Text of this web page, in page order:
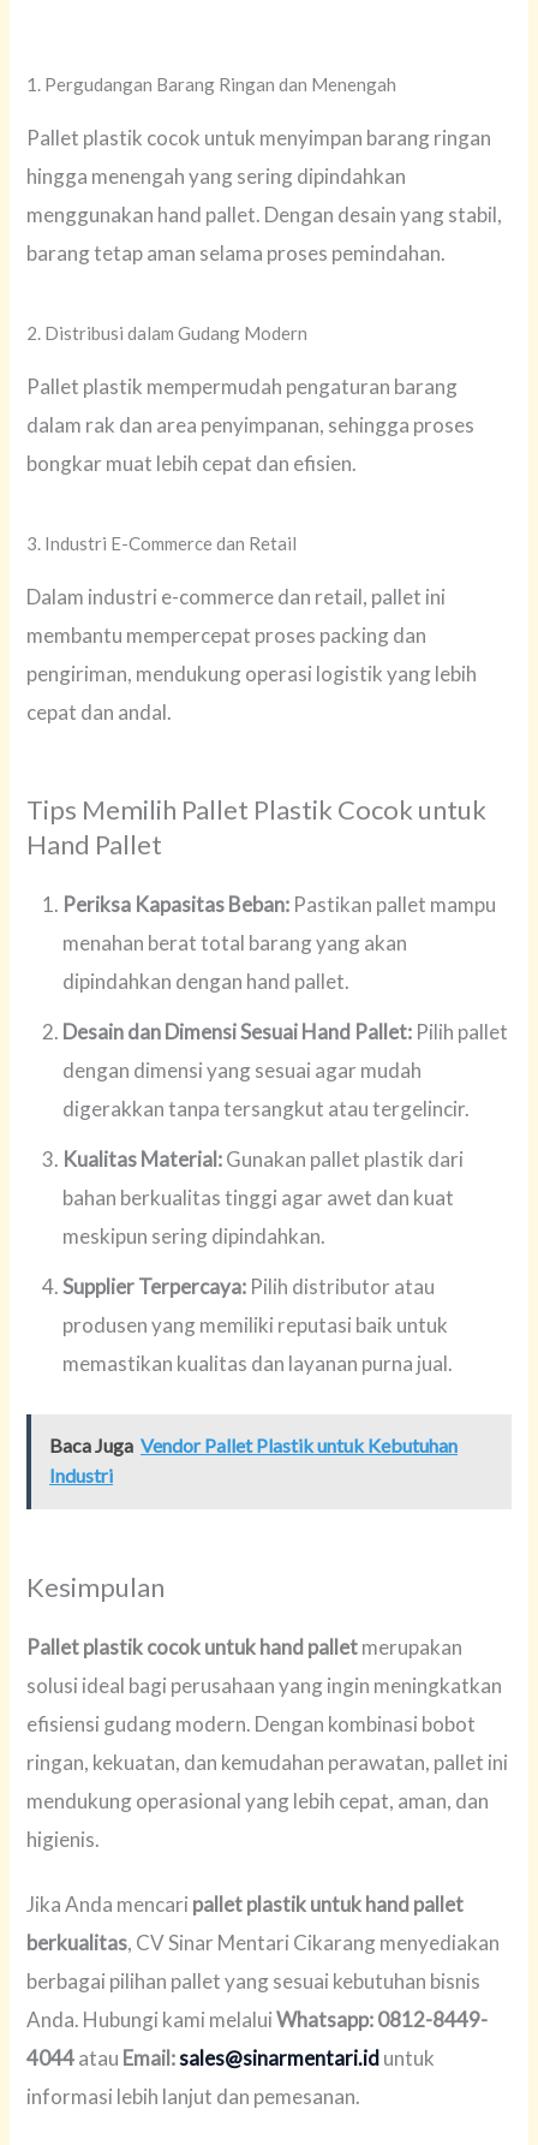
1. Pergudangan Barang Ringan dan Menengah
Pallet plastik cocok untuk menyimpan barang ringan
hingga menengah yang sering dipindahkan
menggunakan hand pallet. Dengan desain yang stabil,
barang tetap aman selama proses pemindahan.
2. Distribusi dalam Gudang Modern
Pallet plastik mempermudah pengaturan barang
dalam rak dan area penyimpanan, sehingga proses
bongkar muat lebih cepat dan efisien.
3. Industri E-Commerce dan Retail
Dalam industri e-commerce dan retail, pallet ini
membantu mempercepat proses packing dan
pengiriman, mendukung operasi logistik yang lebih
cepat dan andal.
Tips Memilih Pallet Plastik Cocok untuk
Hand Pallet
Periksa Kapasitas Beban: Pastikan pallet mampu
menahan berat total barang yang akan
dipindahkan dengan hand pallet.
Desain dan Dimensi Sesuai Hand Pallet: Pilih pallet
dengan dimensi yang sesuai agar mudah
digerakkan tanpa tersangkut atau tergelincir.
Kualitas Material:Gunakan pallet plastik dari
bahan berkualitas tinggi agar awet dan kuat
meskipun sering dipindahkan.
Supplier Terpercaya: Pilih distributor atau
produsen yang memiliki reputasi baik untuk
memastikan kualitas dan layanan purna jual.
Baca Juga Vendor Pallet Plastik untuk Kebutuhan
Industri
Kesimpulan
Pallet plastik cocok untuk hand palletmerupakan
solusi ideal bagi perusahaan yang ingin meningkatkan
efisiensi gudang modern. Dengan kombinasi bobot
ringan, kekuatan, dan kemudahan perawatan, pallet ini
mendukung operasional yang lebih cepat, aman, dan
higienis.
Jika Anda mencari pallet plastik untuk hand pallet
berkualitas, CV Sinar Mentari Cikarang menyediakan
berbagai pilihan pallet yang sesuai kebutuhan bisnis
Anda. Hubungi kami melaluiWhatsapp: 0812-8449-
4044atau Email:sales@sinarmentari.iduntuk
informasi lebih lanjut dan pemesanan.